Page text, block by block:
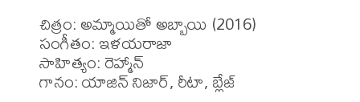
చిత్రం: అమ్మాయితో అబ్బాయి (2016)
సంగీతం: ఇళయరాజా
సాహిత్యం: రెహ్మాన్
గానం: యాజిన్ నిజార్, రీటా, బ్లేజ్